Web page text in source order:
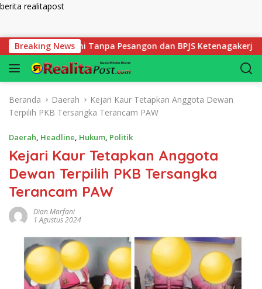
berita realitapost
Breaking News
Rabbani Tanpa Pesangon dan BPJS Ketenagakerjaan
Beranda Daerah
Kejari Kaur Tetapkan Anggota Dewan
Terpilih PKB Tersangka Terancam PAW
Daerah, Headline, Hukum, Politik
Kejari Kaur Tetapkan Anggota
Dewan Terpilih PKB Tersangka
Terancam PAW
Dian Marfani
1 Agustus 2024